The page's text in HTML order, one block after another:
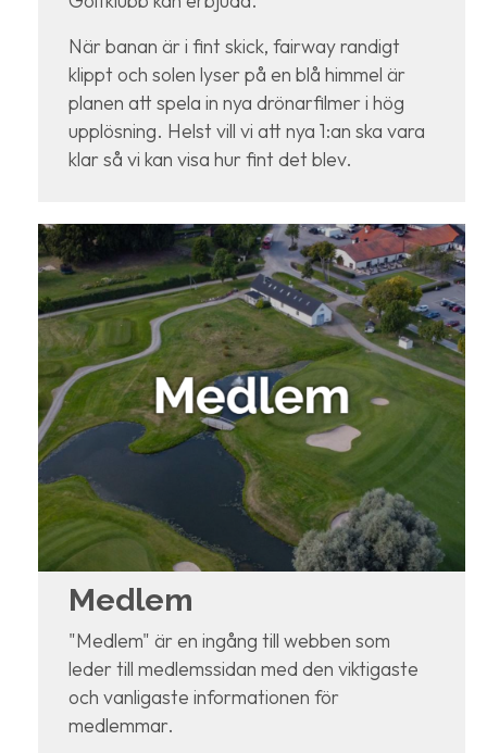
När banan är i fint skick, fairway randigt
klippt och solen lyser på en blå himmel är
planen att spela in nya drönarfilmer i hög
upplösning. Helst vill vi att nya 1:an ska vara
klar så vi kan visa hur fint det blev.
Medlem
"Medlem" är en ingång till webben som
leder till medlemssidan med den viktigaste
och vanligaste informationen för
medlemmar.